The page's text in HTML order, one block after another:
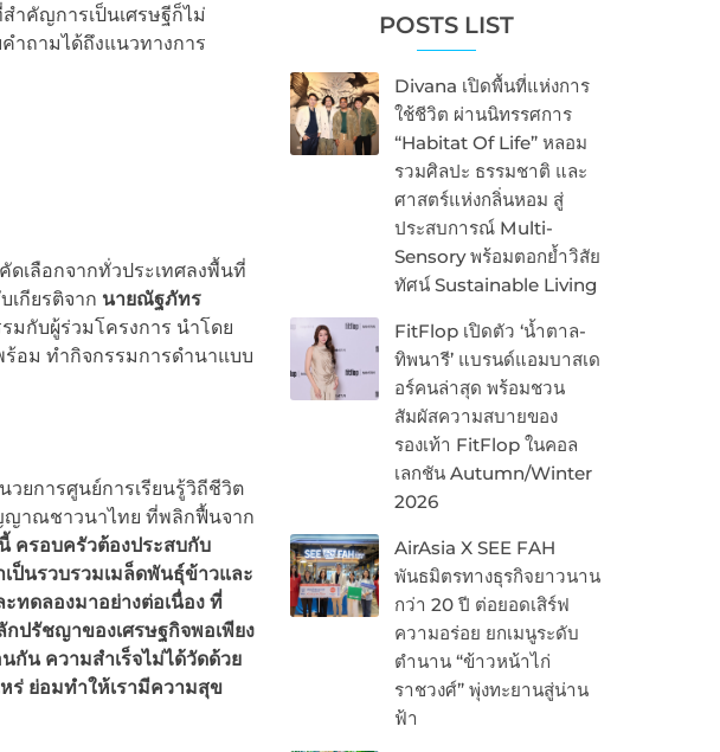
POSTS LIST
Divana เปิดพื้นที่แห่งการ
ใช้ชีวิต ผ่านนิทรรศการ
“Habitat Of Life” หลอม
รวมศิลปะ ธรรมชาติ และ
ศาสตร์แห่งกลิ่นหอม สู่
ประสบการณ์ Multi-
Sensory พร้อมตอกย้ำวิสัย
ทัศน์ Sustainable Living
FitFlop เปิดตัว ‘น้ำตาล-
ทิพนารี’ แบรนด์แอมบาสเด
อร์คนล่าสุด พร้อมชวน
สัมผัสความสบายของ
รองเท้า FitFlop ในคอล
เลกชัน Autumn/Winter
2026
AirAsia X SEE FAH
พันธมิตรทางธุรกิจยาวนาน
กว่า 20 ปี ต่อยอดเสิร์ฟ
ความอร่อย ยกเมนูระดับ
ตำนาน “ข้าวหน้าไก่
ราชวงศ์” พุ่งทะยานสู่น่าน
ฟ้า
ำคัญการเป็นเศรษฐีก็ไม่
ำถามได้ถึงแนวทางการ
เลือกจากทั่วประเทศลงพื้นที่
เกียรติจาก นายณัฐภัทร
มกับผู้ร่วมโครงการ นำโดย
อม ทำกิจกรรมการดำนาแบบ
วยการศูนย์การเรียนรู้วิถีชีวิต
ญาณชาวนาไทย ที่พลิกฟื้นจาก
ครอบครัวต้องประสบกับ
ป็นรวบรวมเมล็ดพันธุ์ข้าวและ
ทดลองมาอย่างต่อเนื่อง ที่
ปรัชญาของเศรษฐกิจพอเพียง
กัน ความสำเร็จไม่ได้วัดด้วย
ร่ ย่อมทำให้เรามีความสุข